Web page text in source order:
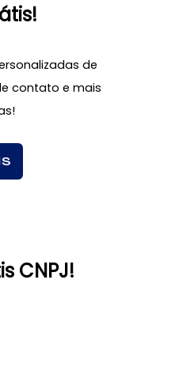
de
contato e mais
CNPJ!